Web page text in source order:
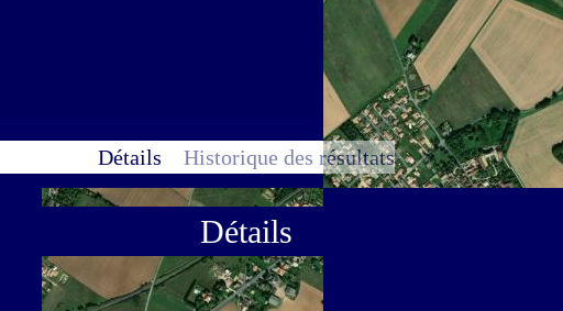
Détails Historique des résultats
Détails
Compétition